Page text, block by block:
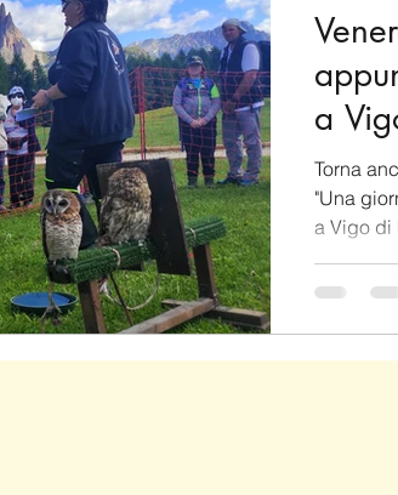
a
Torna
"Una
a Vigo di